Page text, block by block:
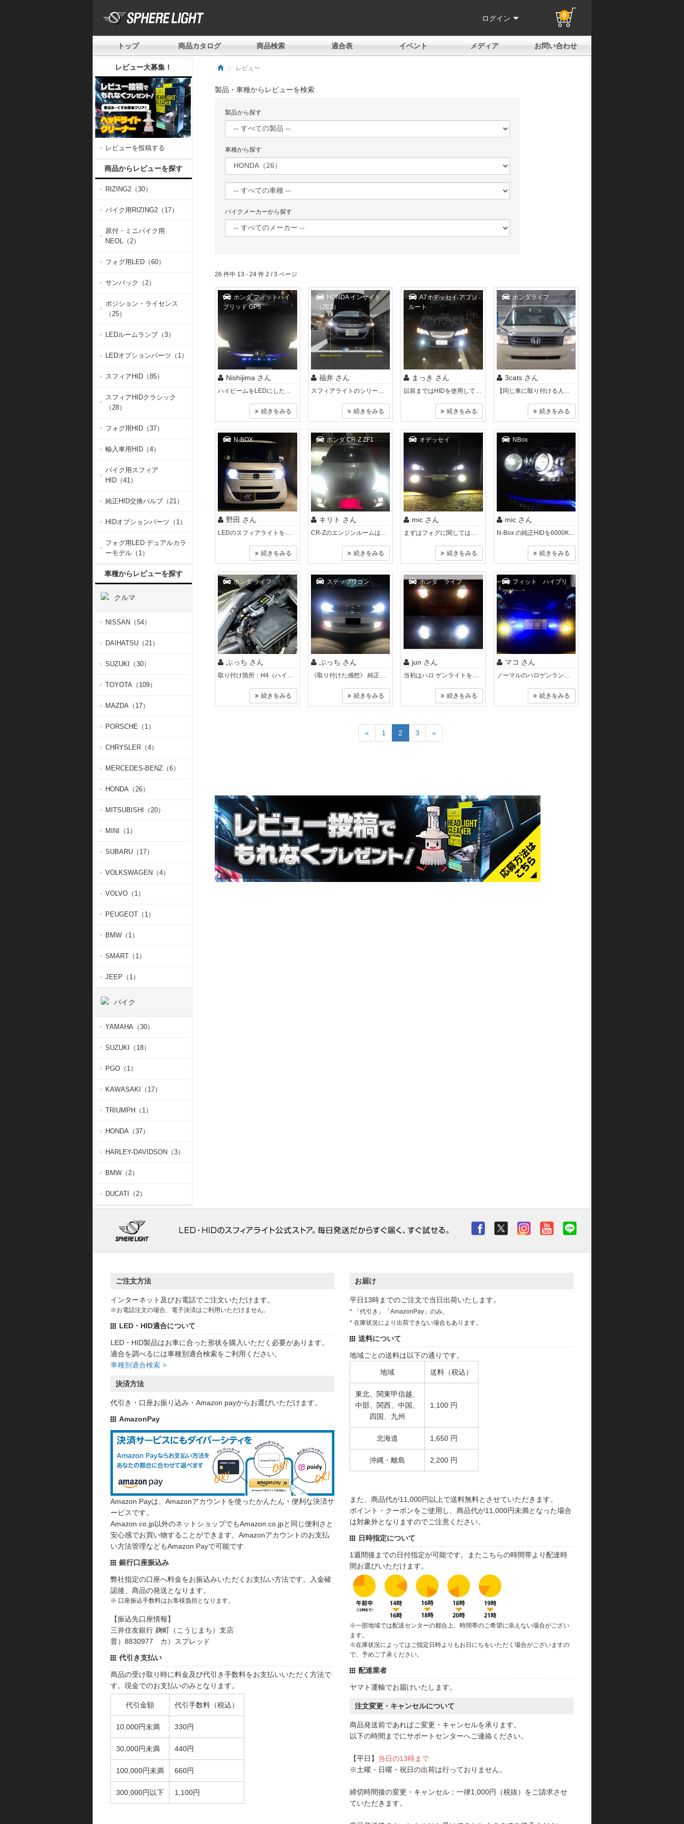
ログイン 0
トップ 商品カタログ 商品検索 適合表 イベント メディア お問い合わせ
レビュー
製品・車種からレビューを検索
製品から探す
車種から探す
バイクメーカーから探す
26 件中 13 - 24 件 2 / 3 ページ
ホンダ フィットハイ
ブリッド GP5
Nishijima さん
続きをみる
HONDA インサイト
（ZE2）
福井 さん
続きをみる
A7オデッセイ アブソ
ルート
まっき さん
続きをみる
ホンダライフ
3cats さん
続きをみる
N-BOX
野田 さん
LEDのスフィアライトを３月に購入しました、取り付け車種はNBOXです取り付けは自分でとりつけました、とりつけ時間は２時間かかりました、取り..
続きをみる
ホンダ CR-Z ZF1
キリト さん
CR-Zのエンジンルームはとても狭くロービームは純正HIDだったので業者に頼みました。フォグランプも業者につけてもらいました。 バック..
続きをみる
オデッセイ
mic さん
まずはフォグに関してはフロントア ンダーカバーを外して作業するよりは、Fバンパーを外すのが賢明でした。アン ダーカバーを外すときに眼に..
続きをみる
NBox
mic さん
N-Box の純正HIDを6000Kに交換しま したが、左ヘッドライトは丸見えの状態で簡単に交換可能でした。右ヘッドライ トは狭そうな..
続きをみる
ホンダ ライフ
ぶっち さん
続きをみる
ステップワゴン
ぶっち さん
続きをみる
ホンダ ライフ
jun さん
続きをみる
フィット ハイブリ
ッド
マコ さん
続きをみる
« 1 2 3 »
レビュー大募集！
レビューを投稿する
商品からレビューを探す
RIZING2（30）
バイク用RIZING2（17）
原付・ミニバイク用
NEOL（2）
フォグ用LED（60）
サンバック（2）
ポジション・ライセンス
（25）
LEDルームランプ（3）
LEDオプションパーツ（1）
スフィアHID（85）
スフィアHIDクラシック
（28）
フォグ用HID（37）
輸入車用HID（4）
バイク用スフィア
HID（41）
純正HID交換バルブ（21）
HIDオプションパーツ（1）
フォグ用LED デュアルカラ
ーモデル（1）
車種からレビューを探す
クルマ
NISSAN（54）
DAIHATSU（21）
SUZUKI（30）
TOYOTA（109）
MAZDA（17）
PORSCHE（1）
CHRYSLER（4）
MERCEDES-BENZ（6）
HONDA（26）
MITSUBISHI（20）
MINI（1）
SUBARU（17）
VOLKSWAGEN（4）
VOLVO（1）
PEUGEOT（1）
BMW（1）
SMART（1）
JEEP（1）
バイク
YAMAHA（30）
SUZUKI（18）
PGO（1）
KAWASAKI（17）
TRIUMPH（1）
HONDA（37）
HARLEY-DAVIDSON（3）
BMW（2）
DUCATI（2）
ご注文方法
インターネット及びお電話でご注文いただけます。
※お電話注文の場合、電子決済はご利用いただけません。
LED・HID適合について
LED・HID製品はお車に合った形状を購入いただく必要があります。
適合を調べるには車種別適合検索をご利用ください。
車種別適合検索 >
決済方法
代引き・口座お振り込み・Amazon payからお選びいただけます。
AmazonPay
Amazon Payは、Amazonアカウントを使ったかんたん・便利な決済サ
ービスです。
Amazon.co.jp以外のネットショップでもAmazon.co.jpと同じ便利さと
安心感でお買い物することができます。Amazonアカウントのお支払
い方法管理などもAmazon Payで可能です
銀行口座振込み
弊社指定の口座へ料金をお振込みいただくお支払い方法です。入金確
認後、商品の発送となります。
※ 口座振込手数料はお客様負担となります。
【振込先口座情報】
三井住友銀行 麹町（こうじまち）支店
普）8830977 カ）スプレッド
代引き支払い
商品の受け取り時に料金及び代引き手数料をお支払いいただく方法で
す。現金でのお支払いのみとなります。
代引金額 代引手数料（税込）
10,000円未満 330円
30,000円未満 440円
100,000円未満 660円
300,000円以下 1,100円
お届け
平日13時までのご注文で当日出荷いたします。
* 「代引き」「AmazonPay」のみ。
* 在庫状況により出荷できない場合もあります。
送料について
地域ごとの送料は以下の通りです。
地域 送料（税込）
東北、関東甲信越、
中部、関西、中国、
四国、九州
1,100 円
北海道 1,650 円
沖縄・離島 2,200 円
また、商品代が11,000円以上で送料無料とさせていただきます。
ポイント・クーポンをご使用し、商品代が11,000円未満となった場合
は対象外となりますのでご注意ください。
日時指定について
1週間後までの日付指定が可能です。またこちらの時間帯より配達時
間お選びいただけます。
※一部地域では配送センターの都合上、時間帯のご希望に添えない場合がござい
ます。
※在庫状況によってはご指定日時よりもお日にちをいただく場合がございますの
で、予めご了承ください。
配達業者
ヤマト運輸でお届けいたします。
注文変更・キャンセルについて
商品発送前であればご変更・キャンセルを承ります。
以下の時間までにサポートセンターへご連絡ください。
【平日】 当日の13時まで
※土曜・日曜・祝日の出荷は行っておりません。
締切時間後の変更・キャンセル：一律1,000円（税抜）をご請求させ
ていただきます。